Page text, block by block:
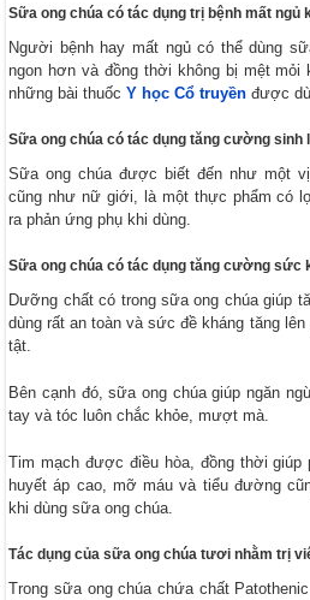
Sữa ong chúa có tác dụng trị bệnh mất ngủ
Người bệnh hay mất ngủ có thể dùng
ngon hơn và đồng thời không bị mệt
những bài thuốcY học Cổ truyền được
Sữa ong chúa có tác dụng tăng cường sinh
Sữa ong chúa được biết đến như một
cũng như nữ giới, là một thực phẩm có
ra phản ứng phụ khi dùng.
Sữa ong chúa có tác dụng tăng cường sức
Dưỡng chất có trong sữa ong chúa giúp
dùng rất an toàn và sức đề kháng tăng
tật.
Bên cạnh đó, sữa ong chúa giúp ngăn
tay và tóc luôn chắc khỏe, mượt mà.
Tim mạch được điều hòa, đồng thời giúp
huyết áp cao, mỡ máu và tiểu đường
khi dùng sữa ong chúa.
Tác dụng của sữa ong chúa tươi nhằm trị
Trong sữa ong chúa chứa chất